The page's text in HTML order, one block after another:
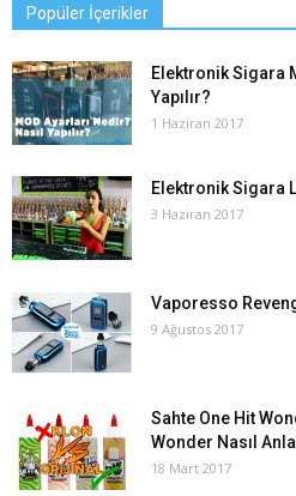
Popüler İçerikler
Elektronik Sigara
Yapılır?
1 Haziran 2017
Elektronik Sigara
3 Haziran 2017
Vaporesso
9 Ağustos 2017
Sahte One Hit
Wonder Nasıl
18 Mart 2017